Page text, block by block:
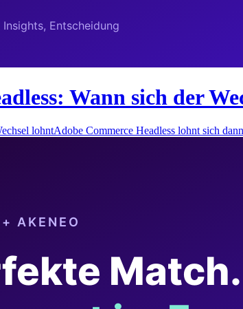
Wann sich der
lohntAdobe Commerce Headless lohnt sich